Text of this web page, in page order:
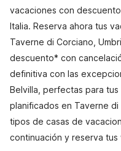
vacaciones con
Italia. Reserva ahora tus
Taverne di Corciano,
descuento* con
definitiva con las
Belvilla, perfectas para
planificados en Taverne di
tipos de casas de
continuación y reserva